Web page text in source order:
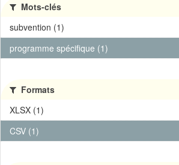
Mots-clés
subvention (1)
programme spécifique (1)
Formats
XLSX (1)
CSV (1)